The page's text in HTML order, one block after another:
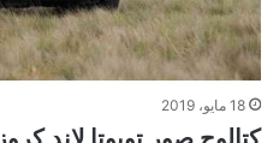
18 مايو، 2019